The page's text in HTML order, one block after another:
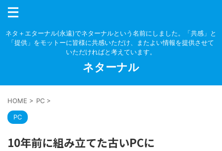
ネタ＋エターナル(永遠)でネターナルという名前にしました。「共感」と
「提供」をモットーに皆様に共感いただけ、またよい情報を提供させて
いただければと考えています。
ネターナル
HOME > PC >
PC
10年前に組み立てた古いPCに